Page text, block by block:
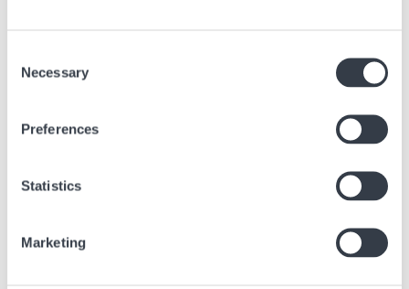
Selection
Necessary
Preferences
Statistics
Marketing
Histoire